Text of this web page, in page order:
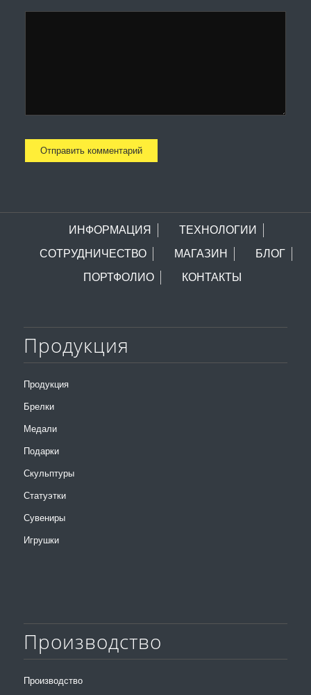
ИНФОРМАЦИЯ
ТЕХНОЛОГИИ
СОТРУДНИЧЕСТВО
МАГАЗИН
БЛОГ
ПОРТФОЛИО
КОНТАКТЫ
Продукция
Продукция
Брелки
Медали
Подарки
Скульптуры
Статуэтки
Сувениры
Игрушки
Производство
Производство